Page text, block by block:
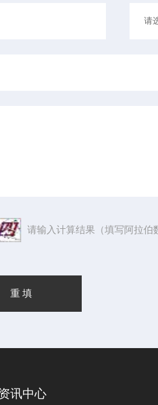
请输入计算结果（填写阿拉伯
讯中心